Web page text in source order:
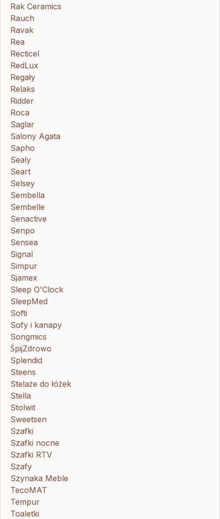
Rak Ceramics
Rauch
Ravak
Rea
Recticel
RedLux
Regały
Relaks
Ridder
Roca
Saglar
Salony Agata
Sapho
Sealy
Seart
Selsey
Sembella
Sembelle
Senactive
Senpo
Sensea
Signal
Simpur
Sjamex
Sleep O'Clock
SleepMed
Softi
Sofy i kanapy
Songmics
ŚpijZdrowo
Splendid
Steens
Stelaże do łóżek
Stella
Stolwit
Sweetsen
Szafki
Szafki nocne
Szafki RTV
Szafy
Szynaka Meble
TecoMAT
Tempur
Toaletki